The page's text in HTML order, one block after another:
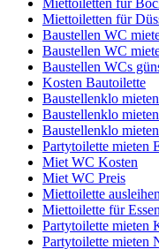
Miettoiletten für
Miettoiletten für
Baustellen WC
Baustellen WC
Baustellen WCs
Kosten Bautoilette
Baustellenklo
Baustellenklo
Baustellenklo
Partytoilette mieten
Miet WC Kosten
Miet WC Preis
Miettoilette ausleihen
Miettoilette für Essen
Partytoilette mieten
Partytoilette mieten